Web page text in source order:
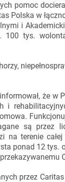
pomoc
Polska w
i
tys.
że w
i
są przez
na terenie
ponad 12 tys.
przez